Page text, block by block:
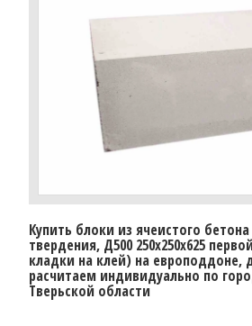
Купить блоки из ячеистого
твердения, Д500 250x250x625
кладки на клей) на европоддоне,
расчитаем индивидуально по
Тверьской области